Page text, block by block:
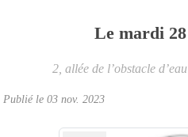
Le mardi 28
2, allée de l’obstacle d’eau
Publié le 03 nov. 2023